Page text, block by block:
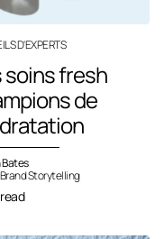
D'EXPERTS
soins fresh
de
Storytelling